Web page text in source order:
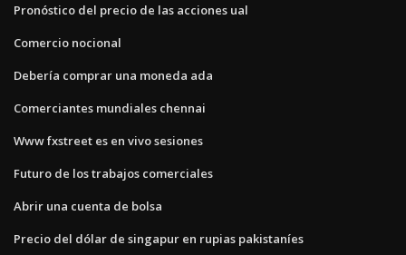
Pronóstico del precio de las acciones ual
Comercio nocional
Debería comprar una moneda ada
Comerciantes mundiales chennai
Www fxstreet es en vivo sesiones
Futuro de los trabajos comerciales
Abrir una cuenta de bolsa
Precio del dólar de singapur en rupias pakistaníes